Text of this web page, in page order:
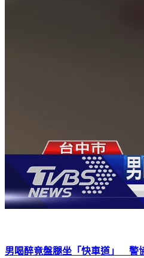
男喝醉竟盤腿坐「快車道」 警